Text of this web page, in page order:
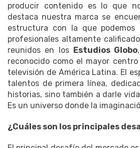
producir contenido es lo que
destaca nuestra marca se
estructura con la que podemos
profesionales altamente
reunidos en los Estudios Globo
reconocido como el mayor
televisión de América Latina. El
talentos de primera línea,
historias, sino también a darle
Es un universo donde la
¿Cuáles son los principales